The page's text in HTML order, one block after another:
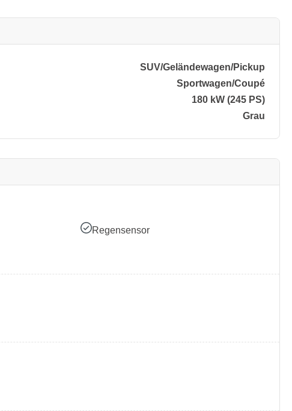
SUV/​Geländewagen/​Pickup
Sportwagen/​Coupé
180 kW (245 PS)
Grau
Regensensor